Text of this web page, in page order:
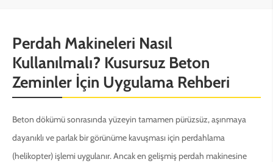
Perdah Makineleri Nasıl
Kullanılmalı? Kusursuz Beton
Zeminler İçin Uygulama Rehberi
Beton dökümü sonrasında yüzeyin tamamen pürüzsüz, aşınmaya
dayanıklı ve parlak bir görünüme kavuşması için perdahlama
(helikopter) işlemi uygulanır. Ancak en gelişmiş perdah makinesine